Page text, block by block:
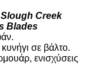
Creek
Blades
σε βάλτο.
ενισχύσεις